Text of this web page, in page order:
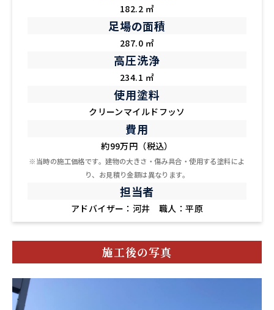
182.2 ㎡
足場の面積
287.0 ㎡
高圧洗浄
234.1 ㎡
使用塗料
クリーンマイルドフッソ
費用
約99万円（税込）
※当時の施工価格です。建物の大きさ・傷み具合・使用する塗料によ
り、お見積り金額は異なります。
担当者
アドバイザー：河井 職人：平原
施工後の写真